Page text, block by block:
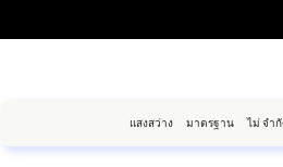
แสงสว่าง มาตรฐาน ไม่ จำ